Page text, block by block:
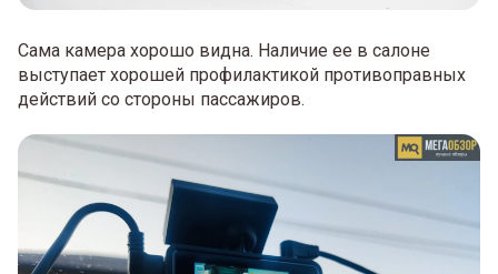
Сама камера хорошо видна. Наличие ее в салоне
выступает хорошей профилактикой противоправных
действий со стороны пассажиров.